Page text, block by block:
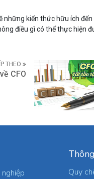
những kiến thức hữu ích
điều gì có thể thực hiện
THEO
CFO
Quy